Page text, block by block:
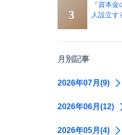
『資本
人設立す
月別記事
2026年07月(9)
2026年06月(12)
2026年05月(4)